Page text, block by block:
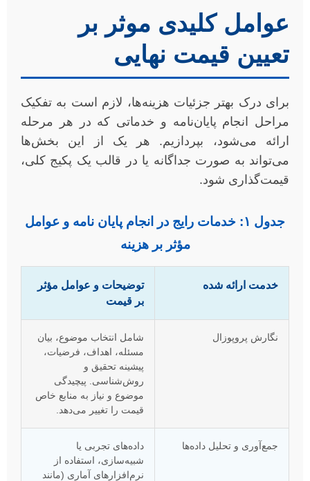
عوامل کلیدی موثر بر
تعیین قیمت نهایی
برای درک بهتر جزئیات هزینه‌ها، لازم است به تفکیک
مراحل انجام پایان‌نامه و خدماتی که در هر مرحله
ارائه می‌شود، بپردازیم. هر یک از این بخش‌ها
می‌تواند به صورت جداگانه یا در قالب یک پکیج کلی،
قیمت‌گذاری شود.
جدول ۱: خدمات رایج در انجام پایان نامه و عوامل
مؤثر بر هزینه
خدمت ارائه شده
توضیحات و عوامل مؤثر
بر قیمت
نگارش پروپوزال
شامل انتخاب موضوع، بیان
مسئله، اهداف، فرضیات،
پیشینه تحقیق و
روش‌شناسی. پیچیدگی
موضوع و نیاز به منابع خاص
قیمت را تغییر می‌دهد.
جمع‌آوری و تحلیل داده‌ها
داده‌های تجربی یا
شبیه‌سازی، استفاده از
نرم‌افزارهای آماری (مانند